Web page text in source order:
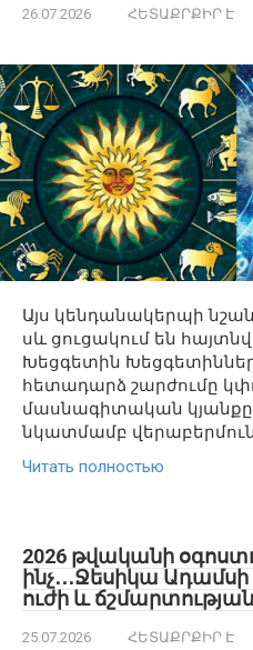
26.07.2026 ՀԵՏԱՔՐՔԻՐ Է
Այս կենդանակերպի
սև ցուցակում են
Խեցգետին
հետադարձ շարժումը
մասնագիտական ​​կյանքը
նկատմամբ
Читать полностью
2026 թվականի
ինչ․․․Ջեսիկա
ուժի և
25.07.2026 ՀԵՏԱՔՐՔԻՐ Է